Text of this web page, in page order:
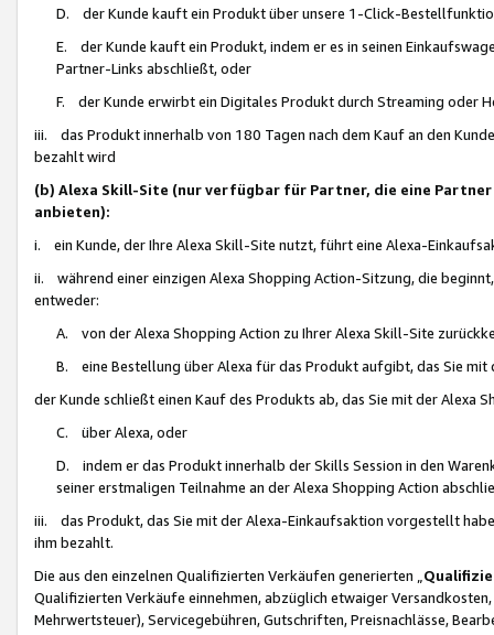
D. der Kunde kauft ein Produkt über unsere 1-Click-
E. der Kunde kauft ein Produkt, indem er es in seinen
Partner-Links abschließt, oder
F. der Kunde erwirbt ein Digitales Produkt durch Streaming oder
iii. das Produkt innerhalb von 180 Tagen nach dem Kauf an den
bezahlt wird
(b) Alexa Skill-Site (nur verfügbar für Partner, die eine
anbieten):
i. ein Kunde, der Ihre Alexa Skill-Site nutzt, führt eine Alexa-
ii. während einer einzigen Alexa Shopping Action-Sitzung, die
entweder:
A. von der Alexa Shopping Action zu Ihrer Alexa Skill-Site
B. eine Bestellung über Alexa für das Produkt aufgibt, das Sie mit
der Kunde schließt einen Kauf des Produkts ab, das Sie mit der Alexa
C. über Alexa, oder
D. indem er das Produkt innerhalb der Skills Session in den
seiner erstmaligen Teilnahme an der Alexa Shopping Action
iii. das Produkt, das Sie mit der Alexa-Einkaufsaktion vorgestellt
ihm bezahlt.
Die aus den einzelnen Qualifizierten Verkäufen generierten „
Qualifizierten Verkäufe einnehmen, abzüglich etwaiger
Mehrwertsteuer), Servicegebühren, Gutschriften, Preisnachlässe,